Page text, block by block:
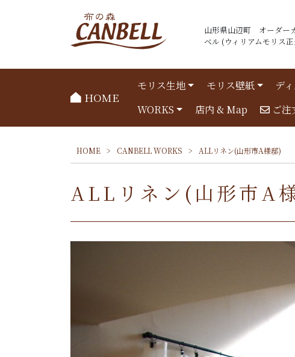
山形県山辺町 オーダー
ベル (ウィリアムモリス
HOME
モリス生地 モリス壁紙 デ
WORKS
店内 & Map ご注
HOME > CANBELL WORKS > ALLリネン(山形市A様邸)
ALLリネン(山形市A